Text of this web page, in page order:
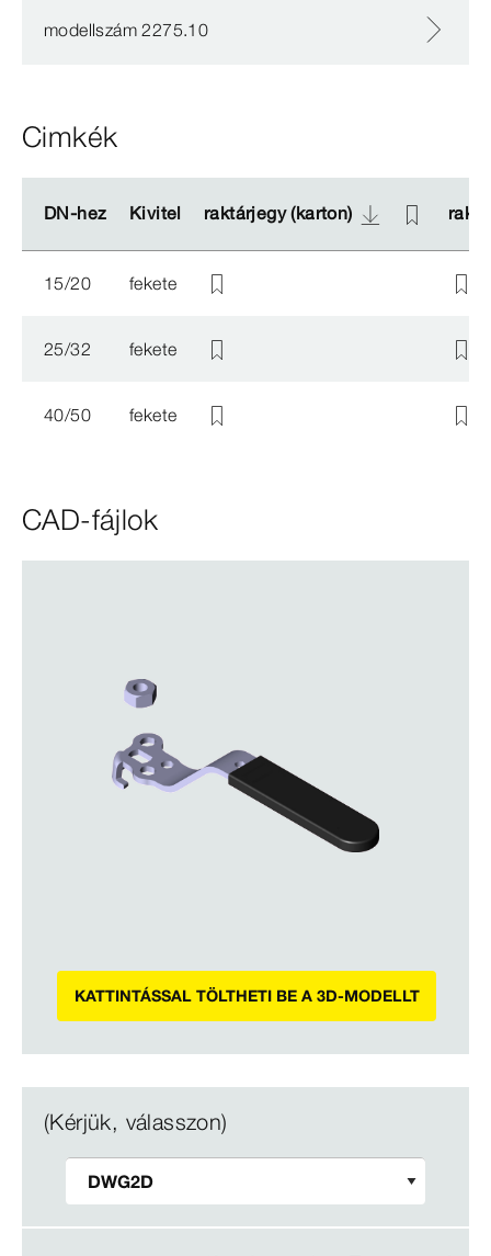
modellszám 2275.10
Cimkék
DN-​hez Kivitel raktárjegy (karton)
DN-​hez Kivitel raktárjegy (karton)
15/20 fekete
25/32 fekete
40/50 fekete
CAD-fájlok
KATTINTÁSSAL TÖLTHETI BE A 3D-MODELLT
(Kérjük, válasszon)